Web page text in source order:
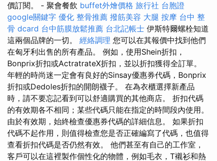
價訂閱。 - 聚會餐飲 buffet外燴價格 旅行社 台胞證
google關鍵字 優化 整骨推薦 撥筋美容 大腿 按摩 台中 整
骨 dcard 台中筋膜放鬆推薦 台北記帳士 伊斯特爾螺栓知道
這兩個品牌的一切。 經絡調理 您可以在其報價中找到他們
在匈牙利出售的所有產品。 例如，使用Shein折扣，
Bonprix折扣或ActratrateX折扣，並以折扣獲得全訂單。
年輕的時尚迷一定會有良好的Sinsay優惠券代碼，Bonprix
折扣或Dedoles折扣的開朗襪子。 在為衣櫃選擇新產品
時，請不要忘記看到可以舒適購買的其他商店。 折扣代碼
的有效期各不相同；某些代碼只能在指定的時間段內使用。
由於有效期，始終檢查優惠券代碼的詳細信息。 如果折扣
代碼不起作用，則值得檢查您是否正確編寫了代碼，也值得
查看折扣代碼是否仍然有效。 他們甚至有自己的工作室，
客戶可以在這裡製作個性化的物體，例如毛衣，T襯衫和熱